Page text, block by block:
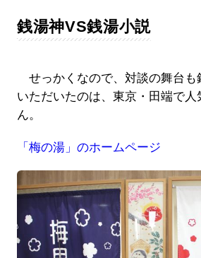
銭湯神VS銭湯小説
せっかくなので、対談の舞台も
いただいたのは、東京・田端で人
ん。
「梅の湯」のホームページ